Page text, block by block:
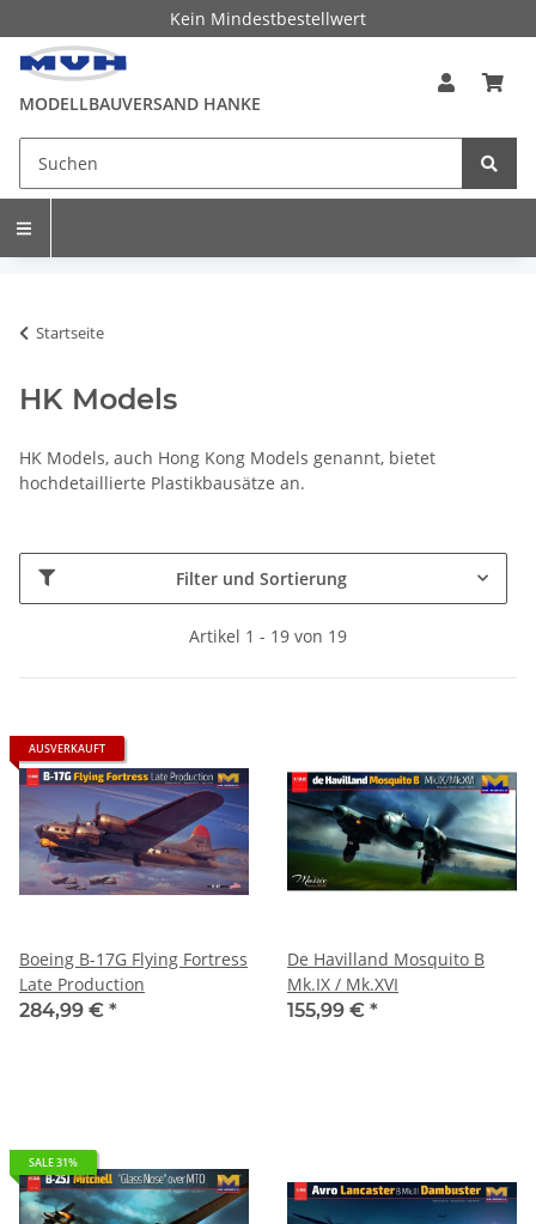
Kein Mindestbestellwert
MODELLBAUVERSAND HANKE
Startseite
HK Models
HK Models, auch Hong Kong Models genannt, bietet
hochdetaillierte Plastikbausätze an.
Filter und Sortierung
Artikel 1 - 19 von 19
AUSVERKAUFT
Boeing B-17G Flying Fortress
Late Production
284,99 € *
De Havilland Mosquito B
Mk.IX / Mk.XVI
155,99 € *
SALE 31%